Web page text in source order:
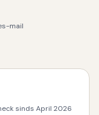
mail
sinds April 2026